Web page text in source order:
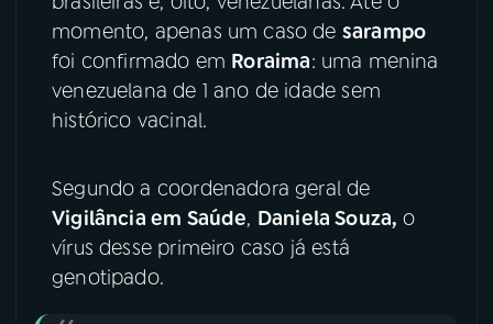
momento, apenas um caso de sarampo
foi confirmado em Roraima: uma menina
venezuelana de 1 ano de idade sem
histórico vacinal.
Segundo a coordenadora geral de
Vigilância em Saúde, Daniela Souza, o
vírus desse primeiro caso já está
genotipado.